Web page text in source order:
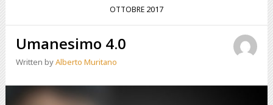
OTTOBRE 2017
Umanesimo 4.0
Written byAlberto Muritano